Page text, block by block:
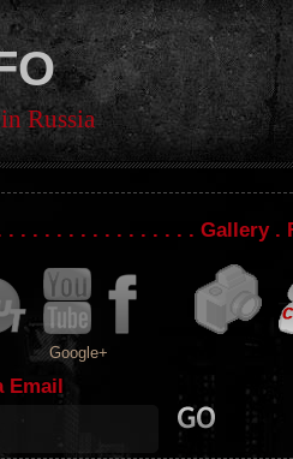
Russia
. . . . . . . . . . . . . . . . Gallery .
Google+
Email